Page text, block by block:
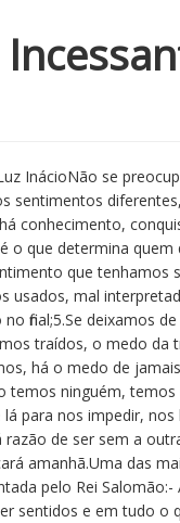
InácioNão se
sentimentos
conhecimento,
o que determina
que tenhamos
usados, mal
final;5.Se deixamos
traídos, o medo da
há o medo de
temos ninguém,
para nos impedir,
razão de ser sem a
amanhã.Uma das
pelo Rei
sentidos e em tudo o